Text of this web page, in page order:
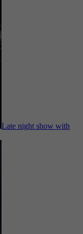
Late night show with